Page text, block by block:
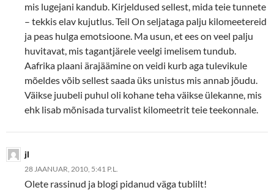
mis lugejani kandub. Kirjeldused sellest, mida teie tunnete
– tekkis elav kujutlus. Teil On seljataga palju kilomeetereid
ja peas hulga emotsioone. Ma usun, et ees on veel palju
huvitavat, mis tagantjärele veelgi imelisem tundub.
Aafrika plaani ärajäämine on veidi kurb aga tulevikule
mõeldes võib sellest saada üks unistus mis annab jõudu.
Väikse juubeli puhul oli kohane teha väikse ülekanne, mis
ehk lisab mõnisada turvalist kilomeetrit teie teekonnale.
jl
28 JAANUAR, 2010, 5:41 P.L.
Olete rassinud ja blogi pidanud väga tublilt!